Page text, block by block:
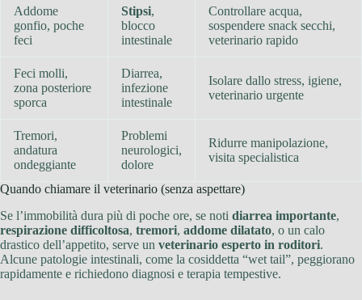
Addome
gonfio, poche
feci
Stipsi,
blocco
intestinale
Controllare acqua,
sospendere snack secchi,
veterinario rapido
Feci molli,
zona posteriore
sporca
Diarrea,
infezione
intestinale
Isolare dallo stress, igiene,
veterinario urgente
Tremori,
andatura
ondeggiante
Problemi
neurologici,
dolore
Ridurre manipolazione,
visita specialistica
Quando chiamare il veterinario (senza aspettare)
Se l’immobilità dura più di poche ore, se noti diarrea importante,
respirazione difficoltosa, tremori, addome dilatato, o un calo
drastico dell’appetito, serve un veterinario esperto in roditori.
Alcune patologie intestinali, come la cosiddetta “wet tail”, peggiorano
rapidamente e richiedono diagnosi e terapia tempestive.